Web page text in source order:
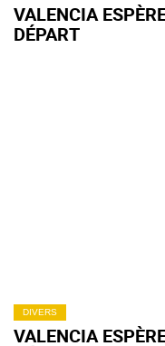
VALENCIA
DÉPART
DIVERS
VALENCIA